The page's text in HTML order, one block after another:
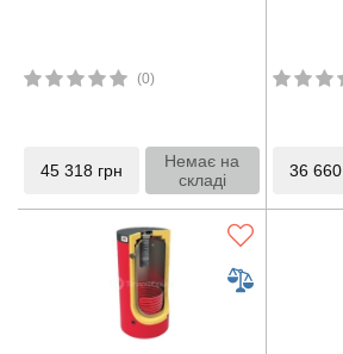
(0)
45 318 грн
Немає на
складі
36 660